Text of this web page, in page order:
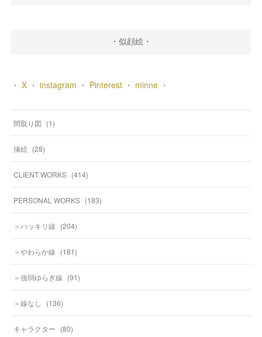
・似顔絵・
・ X・ instagram ・ Pinterest・ minne・
間取り図 (1)
挿絵 (28)
CLIENT WORKS (414)
PERSONAL WORKS (183)
＞ハッキリ線 (204)
＞やわらか線 (181)
＞強弱ゆらぎ線 (91)
＞線なし (136)
キャラクター (80)